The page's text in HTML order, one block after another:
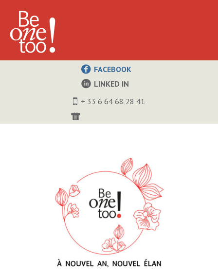
FACEBOOK
LINKED IN
+ 33 6 64 68 28 41